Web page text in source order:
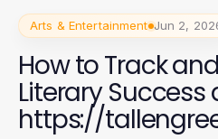
Arts & Entertainment Jun 2,
How to Track
Literary Success
https://